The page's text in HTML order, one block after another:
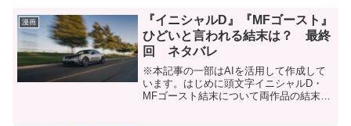
漫画
『イニシャルD』『MFゴースト』
ひどいと言われる結末は？ 最終
回 ネタバレ
※本記事の一部はAIを活用して作成して
います。はじめに頭文字イニシャルD・
MFゴースト結末について両作品の結末に